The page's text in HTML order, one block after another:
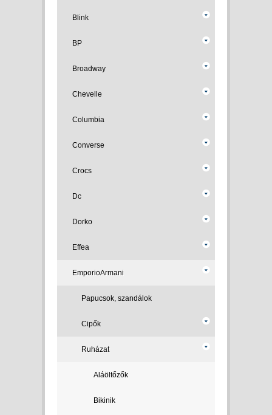
Blink
BP
Broadway
Chevelle
Columbia
Converse
Crocs
Dc
Dorko
Effea
EmporioArmani
Papucsok, szandálok
Cipők
Ruházat
Aláöltőzők
Bikinik